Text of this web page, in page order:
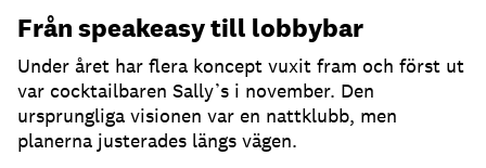
Från speakeasy till lobbybar
Under året har flera koncept vuxit fram och först ut
var cocktailbaren Sally’s i november. Den
ursprungliga visionen var en nattklubb, men
planerna justerades längs vägen.